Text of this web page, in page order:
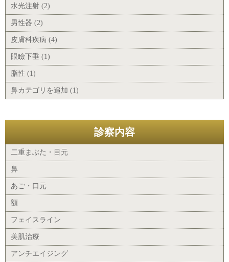
水光注射 (2)
男性器 (2)
皮膚科疾病 (4)
眼瞼下垂 (1)
脂性 (1)
鼻カテゴリを追加 (1)
診察内容
二重まぶた・目元
鼻
あご・口元
額
フェイスライン
美肌治療
アンチエイジング